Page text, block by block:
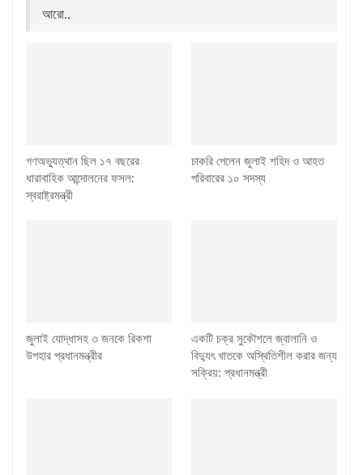
আরো..
গণঅভ্যুত্থান ছিল ১৭ বছরের
ধারাবাহিক আন্দোলনের ফসল:
স্বরাষ্ট্রমন্ত্রী
চাকরি পেলেন জুলাই শহিদ ও আহত
পরিবারের ১০ সদস্য
জুলাই যোদ্ধাসহ ৩ জনকে রিকশা
উপহার প্রধানমন্ত্রীর
একটি চক্র সুকৌশলে জ্বালানি ও
বিদ্যুৎ খাতকে অস্থিতিশীল করার জন্য
সক্রিয়: প্রধানমন্ত্রী